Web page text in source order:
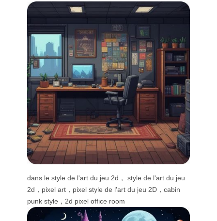
dans le style de l'art du jeu 2d， style de l'art du jeu
2d，pixel art，pixel style de l'art du jeu 2D，cabin
punk style，2d pixel office room